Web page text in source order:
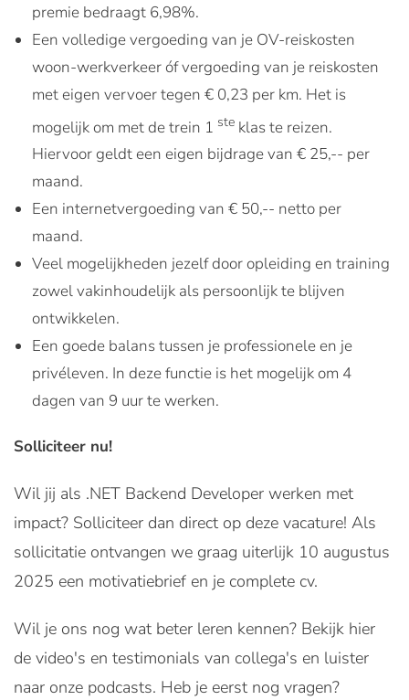
premie bedraagt 6,98%.
Een volledige vergoeding van je OV-reiskosten
woon-werkverkeer óf vergoeding van je reiskosten
met eigen vervoer tegen € 0,23 per km. Het is
mogelijk om met de trein 1 ste klas te reizen.
Hiervoor geldt een eigen bijdrage van € 25,-- per
maand.
Een internetvergoeding van € 50,-- netto per
maand.
Veel mogelijkheden jezelf door opleiding en training
zowel vakinhoudelijk als persoonlijk te blijven
ontwikkelen.
Een goede balans tussen je professionele en je
privéleven. In deze functie is het mogelijk om 4
dagen van 9 uur te werken.
Solliciteer nu!
Wil jij als .NET Backend Developer werken met
impact? Solliciteer dan direct op deze vacature! Als
sollicitatie ontvangen we graag uiterlijk 10 augustus
2025 een motivatiebrief en je complete cv.
Wil je ons nog wat beter leren kennen? Bekijk hier
de video's en testimonials van collega's en luister
naar onze podcasts. Heb je eerst nog vragen?